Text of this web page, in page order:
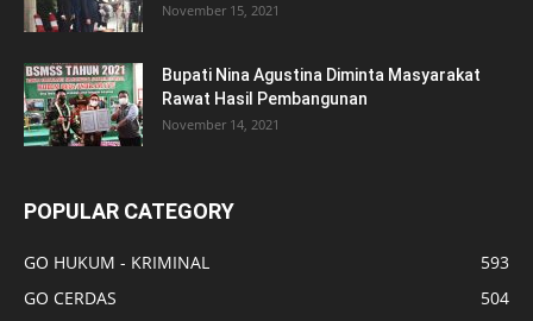
November 15, 2021
Bupati Nina Agustina Diminta Masyarakat
Rawat Hasil Pembangunan
November 14, 2021
POPULAR CATEGORY
GO HUKUM - KRIMINAL
593
GO CERDAS
504